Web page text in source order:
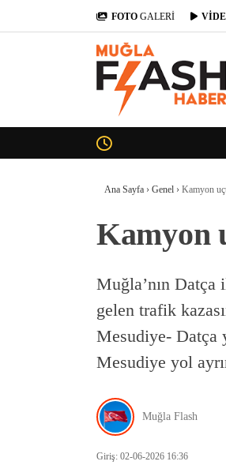
FOTO GALERİ
Ana Sayfa › Genel › Kamyon
Kamyon
Muğla’nın Datça
gelen trafik
Mesudiye- Datça
Mesudiye yol
Muğla Flash
Giriş: 02-06-2026 16:36